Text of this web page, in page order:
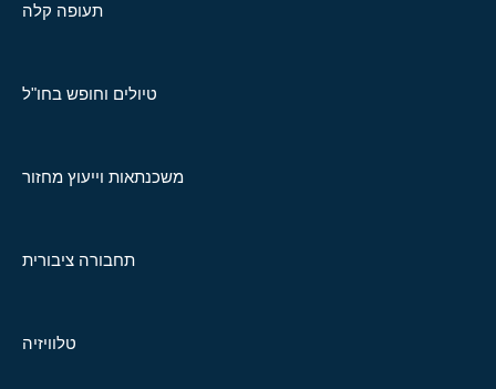
תעופה קלה
טיולים וחופש בחו"ל
משכנתאות וייעוץ מחזור
תחבורה ציבורית
טלוויזיה